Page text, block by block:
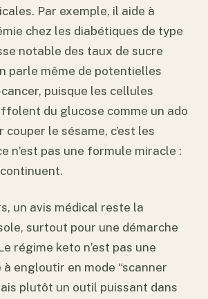
Par exemple, il aide à
chez les diabétiques de type
notable des taux de sucre
parle même de potentielles
puisque les cellules
du glucose comme un ado
couper le sésame, c’est les
n’est pas une formule miracle :
un avis médical reste la
surtout pour une démarche
régime keto n’est pas une
engloutir en mode “scanner
plutôt un outil puissant dans